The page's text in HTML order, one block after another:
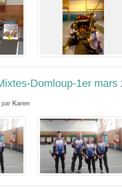
Domloup-1er mars
par Karen